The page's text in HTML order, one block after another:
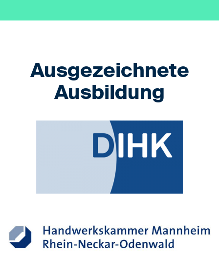
Ausgezeichnete
Ausbildung